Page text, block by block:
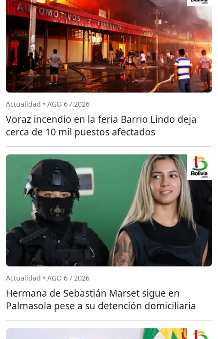
Actualidad • AGO 6 / 2026
Voraz incendio en la feria Barrio Lindo deja
cerca de 10 mil puestos afectados
Actualidad • AGO 6 / 2026
Hermana de Sebastián Marset sigue en
Palmasola pese a su detención domiciliaria